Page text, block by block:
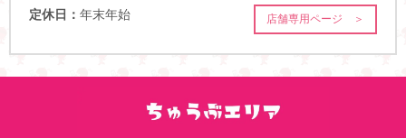
定休日： 年末年始 店舗専用ページ ＞